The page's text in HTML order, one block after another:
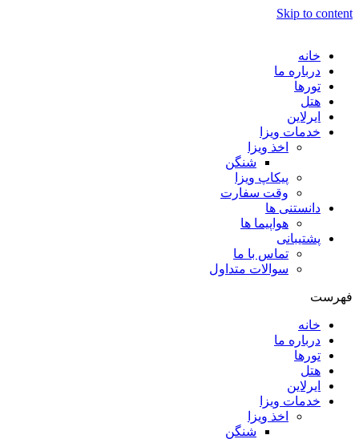
Skip to content
خانه
درباره ما
تورها
هتل
ایرلاین
خدمات ویزا
اخذ ویزا
شنگن
پیکاپ ویزا
وقت سفارت
دانستنی ها
هواپیما ها
پشتیبانی
تماس با ما
سوالات متداول
فهرست
خانه
درباره ما
تورها
هتل
ایرلاین
خدمات ویزا
اخذ ویزا
شنگن